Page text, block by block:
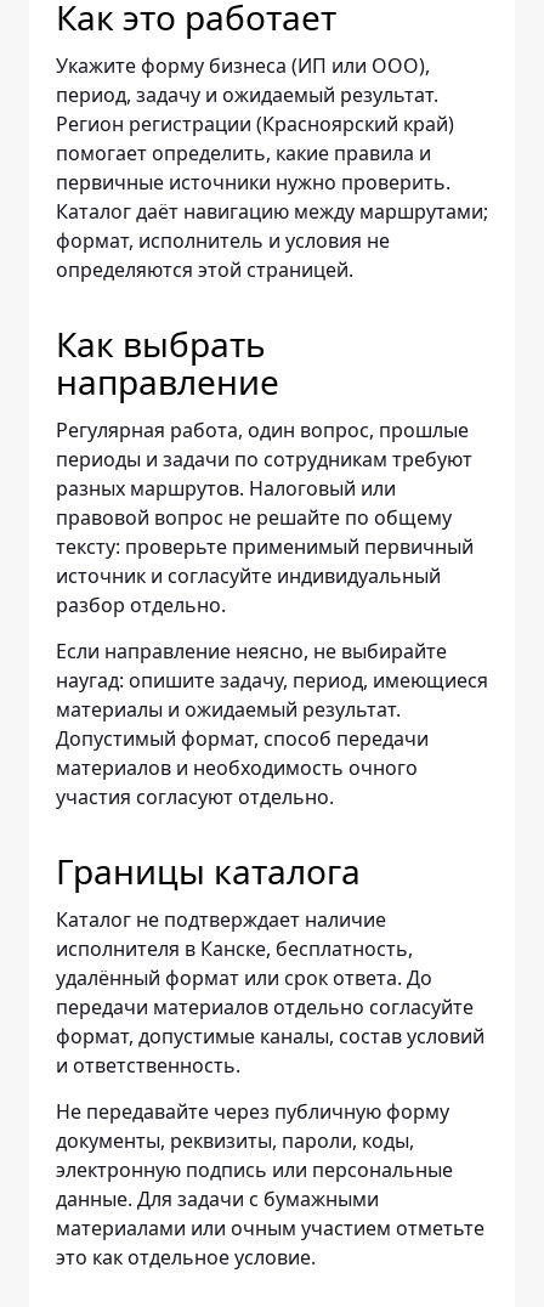
Как это работает
Укажите форму бизнеса (ИП или ООО),
период, задачу и ожидаемый результат.
Регион регистрации (Красноярский край)
помогает определить, какие правила и
первичные источники нужно проверить.
Каталог даёт навигацию между маршрутами;
формат, исполнитель и условия не
определяются этой страницей.
Как выбрать
направление
Регулярная работа, один вопрос, прошлые
периоды и задачи по сотрудникам требуют
разных маршрутов. Налоговый или
правовой вопрос не решайте по общему
тексту: проверьте применимый первичный
источник и согласуйте индивидуальный
разбор отдельно.
Если направление неясно, не выбирайте
наугад: опишите задачу, период, имеющиеся
материалы и ожидаемый результат.
Допустимый формат, способ передачи
материалов и необходимость очного
участия согласуют отдельно.
Границы каталога
Каталог не подтверждает наличие
исполнителя в Канске, бесплатность,
удалённый формат или срок ответа. До
передачи материалов отдельно согласуйте
формат, допустимые каналы, состав условий
и ответственность.
Не передавайте через публичную форму
документы, реквизиты, пароли, коды,
электронную подпись или персональные
данные. Для задачи с бумажными
материалами или очным участием отметьте
это как отдельное условие.